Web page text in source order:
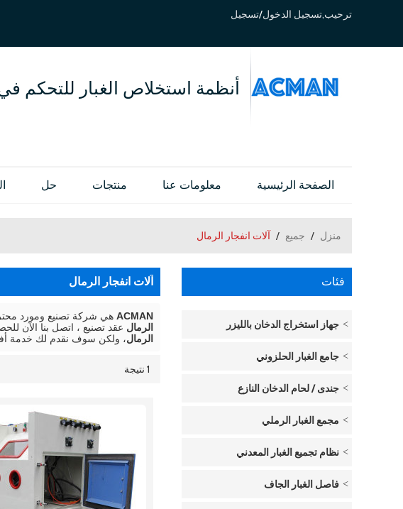
ترحيب,تسجيل الدخول/تسجيل
أنظمة استخلاص الغبار للتحكم
الصفحة الرئيسية معلومات عنا منتجات حل
منزل / جميع / آلات انفجار الرمال
فئات
جهاز استخراج الدخان بالليزر
جامع الغبار الحلزوني
جندى / لحام الدخان النازع
مجمع الغبار الرملي
نظام تجميع الغبار المعدني
فاصل الغبار الجاف
آلات انفجار الرمال
ACMAN هي شركة تصنيع ومورد
الرمال عقد تصنيع ، اتصل بنا الآن
الرمال، ولكن سوف نقدم لك خدمة
1 نتيجة